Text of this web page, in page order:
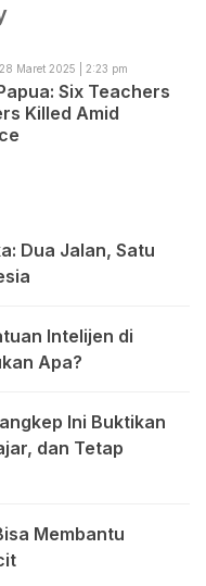
Maret 2025 | 2:23 pm
Six Teachers
Killed Amid
Dua Jalan, Satu
Intelijen di
Apa?
Ini Buktikan
dan Tetap
Membantu